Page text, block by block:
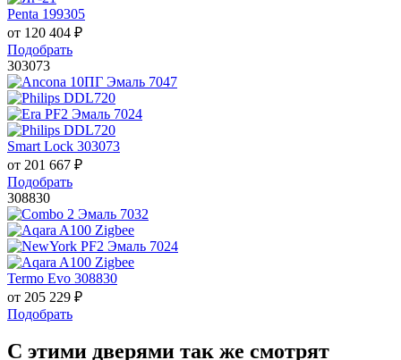
Penta 199305
от 120 404 ₽
Подобрать
303073
Smart Lock 303073
от 201 667 ₽
Подобрать
308830
Termo Evo 308830
от 205 229 ₽
Подобрать
С этими дверями так же смотрят